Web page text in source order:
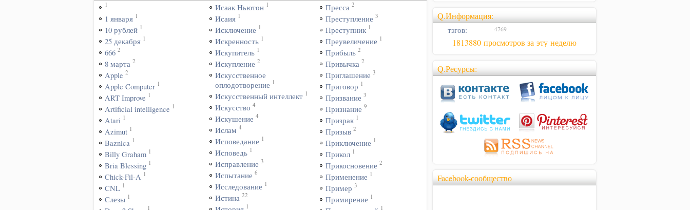
1
1 января 1
10 рублей 1
25 декабря 1
666 2
8 марта 2
Apple 2
Apple Computer 1
ART Improve 1
Artificial intelligence 1
Atari 1
Azimut 1
Baznica 1
Billy Graham 1
Bria Blessing 1
Chick-Fil-A 1
CNL 1
Cлезы 1
1
Исаак Ньютон 1
Исаия 1
Исключение 1
Искренность 1
Искупитель 1
Искупление 2
Искусственное
оплодотворение 1
Искусственный интеллект 1
Искусство 4
Искушение 4
Ислам 4
Исповедание 1
Исповедь 1
Исправление 3
Испытание 6
Исследование 1
Истина 22
1
Пресса 2
Преступление 3
Преступник 1
Преувеличение 1
Прибыль 2
Привычка 2
Приглашение 3
Приговор 1
Призвание 3
Признание 9
Призрак 1
Призыв 2
Приключение 1
Прикол 1
Прикосновение 2
Применение 1
Пример 3
Примирение 1
1
Q.Информация:
тэгов: 4769
1813880 просмотров за эту неделю
Q.Ресурсы:
Facebook-сообщество